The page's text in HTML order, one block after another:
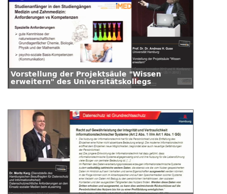
Vorstellung der Projektsäule "Wissen
erweitern" des Universitätskollegs